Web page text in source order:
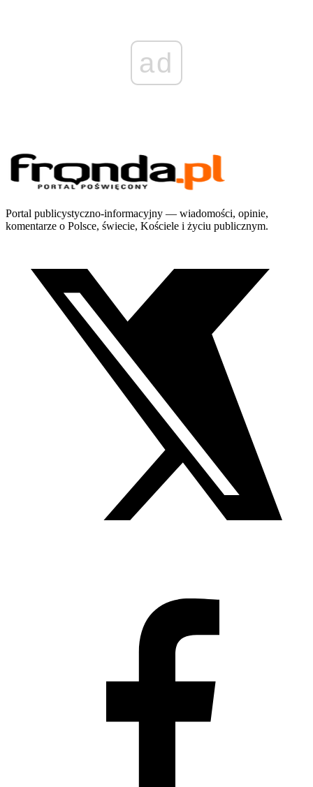
ad
Portal publicystyczno-informacyjny — wiadomości, opinie,
komentarze o Polsce, świecie, Kościele i życiu publicznym.